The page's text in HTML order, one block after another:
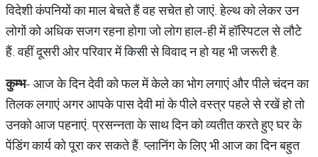
विदेशी कंपनियों का माल बेचते हैं वह सचेत हो जाएं. हेल्थ को लेकर उन
लोगों को अधिक सजग रहना होगा जो लोग हाल-ही में हॉस्पिटल से लौटे
हैं. वहीं दूसरी ओर परिवार में किसी से विवाद न हो यह भी जरूरी है.
कुम्भ- आज के दिन देवी को फल में केले का भोग लगाएं और पीले चंदन का
तिलक लगाएं अगर आपके पास देवी मां के पीले वस्त्र पहले से रखें हो तो
उनको आज पहनाएं. प्रसन्नता के साथ दिन को व्यतीत करते हुए घर के
पेंडिंग कार्य को पूरा कर सकते हैं. प्लानिंग के लिए भी आज का दिन बहुत